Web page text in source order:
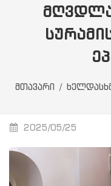
მთავარი
2025/05/25